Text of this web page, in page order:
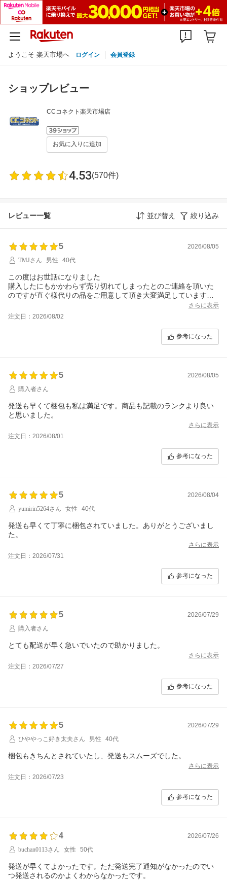
ようこそ 楽天市場へ ログイン 会員登録
ショップレビュー
CCコネクト楽天市場店
お気に入りに追加
4.53(570件)
レビュー一覧 並び替え 絞り込み
5
2026/08/05
TMJさん
男性 40代
この度はお世話になりました
購入したにもかかわらず売り切れてしまったとのご連絡を頂いた
のですが直ぐ様代りの品をご用意して頂き大変満足しています
希望の商品の上位互換品であり尚且つ、同じ値段で良いとのご連
絡
さらに表示
注文日：2026/08/02
参考になった
5
2026/08/05
購入者さん
発送も早くて梱包も私は満足です。商品も記載のランクより良い
と思いました。
さらに表示
注文日：2026/08/01
参考になった
5
2026/08/04
yumirin5264さん
女性 40代
発送も早くて丁寧に梱包されていました。ありがとうございまし
た。
さらに表示
注文日：2026/07/31
参考になった
5
2026/07/29
購入者さん
とても配送が早く急いでいたので助かりました。
さらに表示
注文日：2026/07/27
参考になった
5
2026/07/29
ひややっこ好き太夫さん
男性 40代
梱包もきちんとされていたし、発送もスムーズでした。
さらに表示
注文日：2026/07/23
参考になった
4
2026/07/26
buchan0113さん
女性 50代
発送が早くてよかったです。ただ発送完了通知がなかったのでい
つ発送されるのかよくわからなかったです。